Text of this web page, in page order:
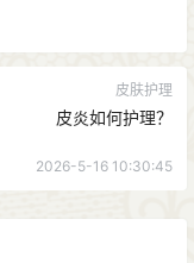
皮肤护理
皮炎如何护理？
2026-5-16 10:30:45